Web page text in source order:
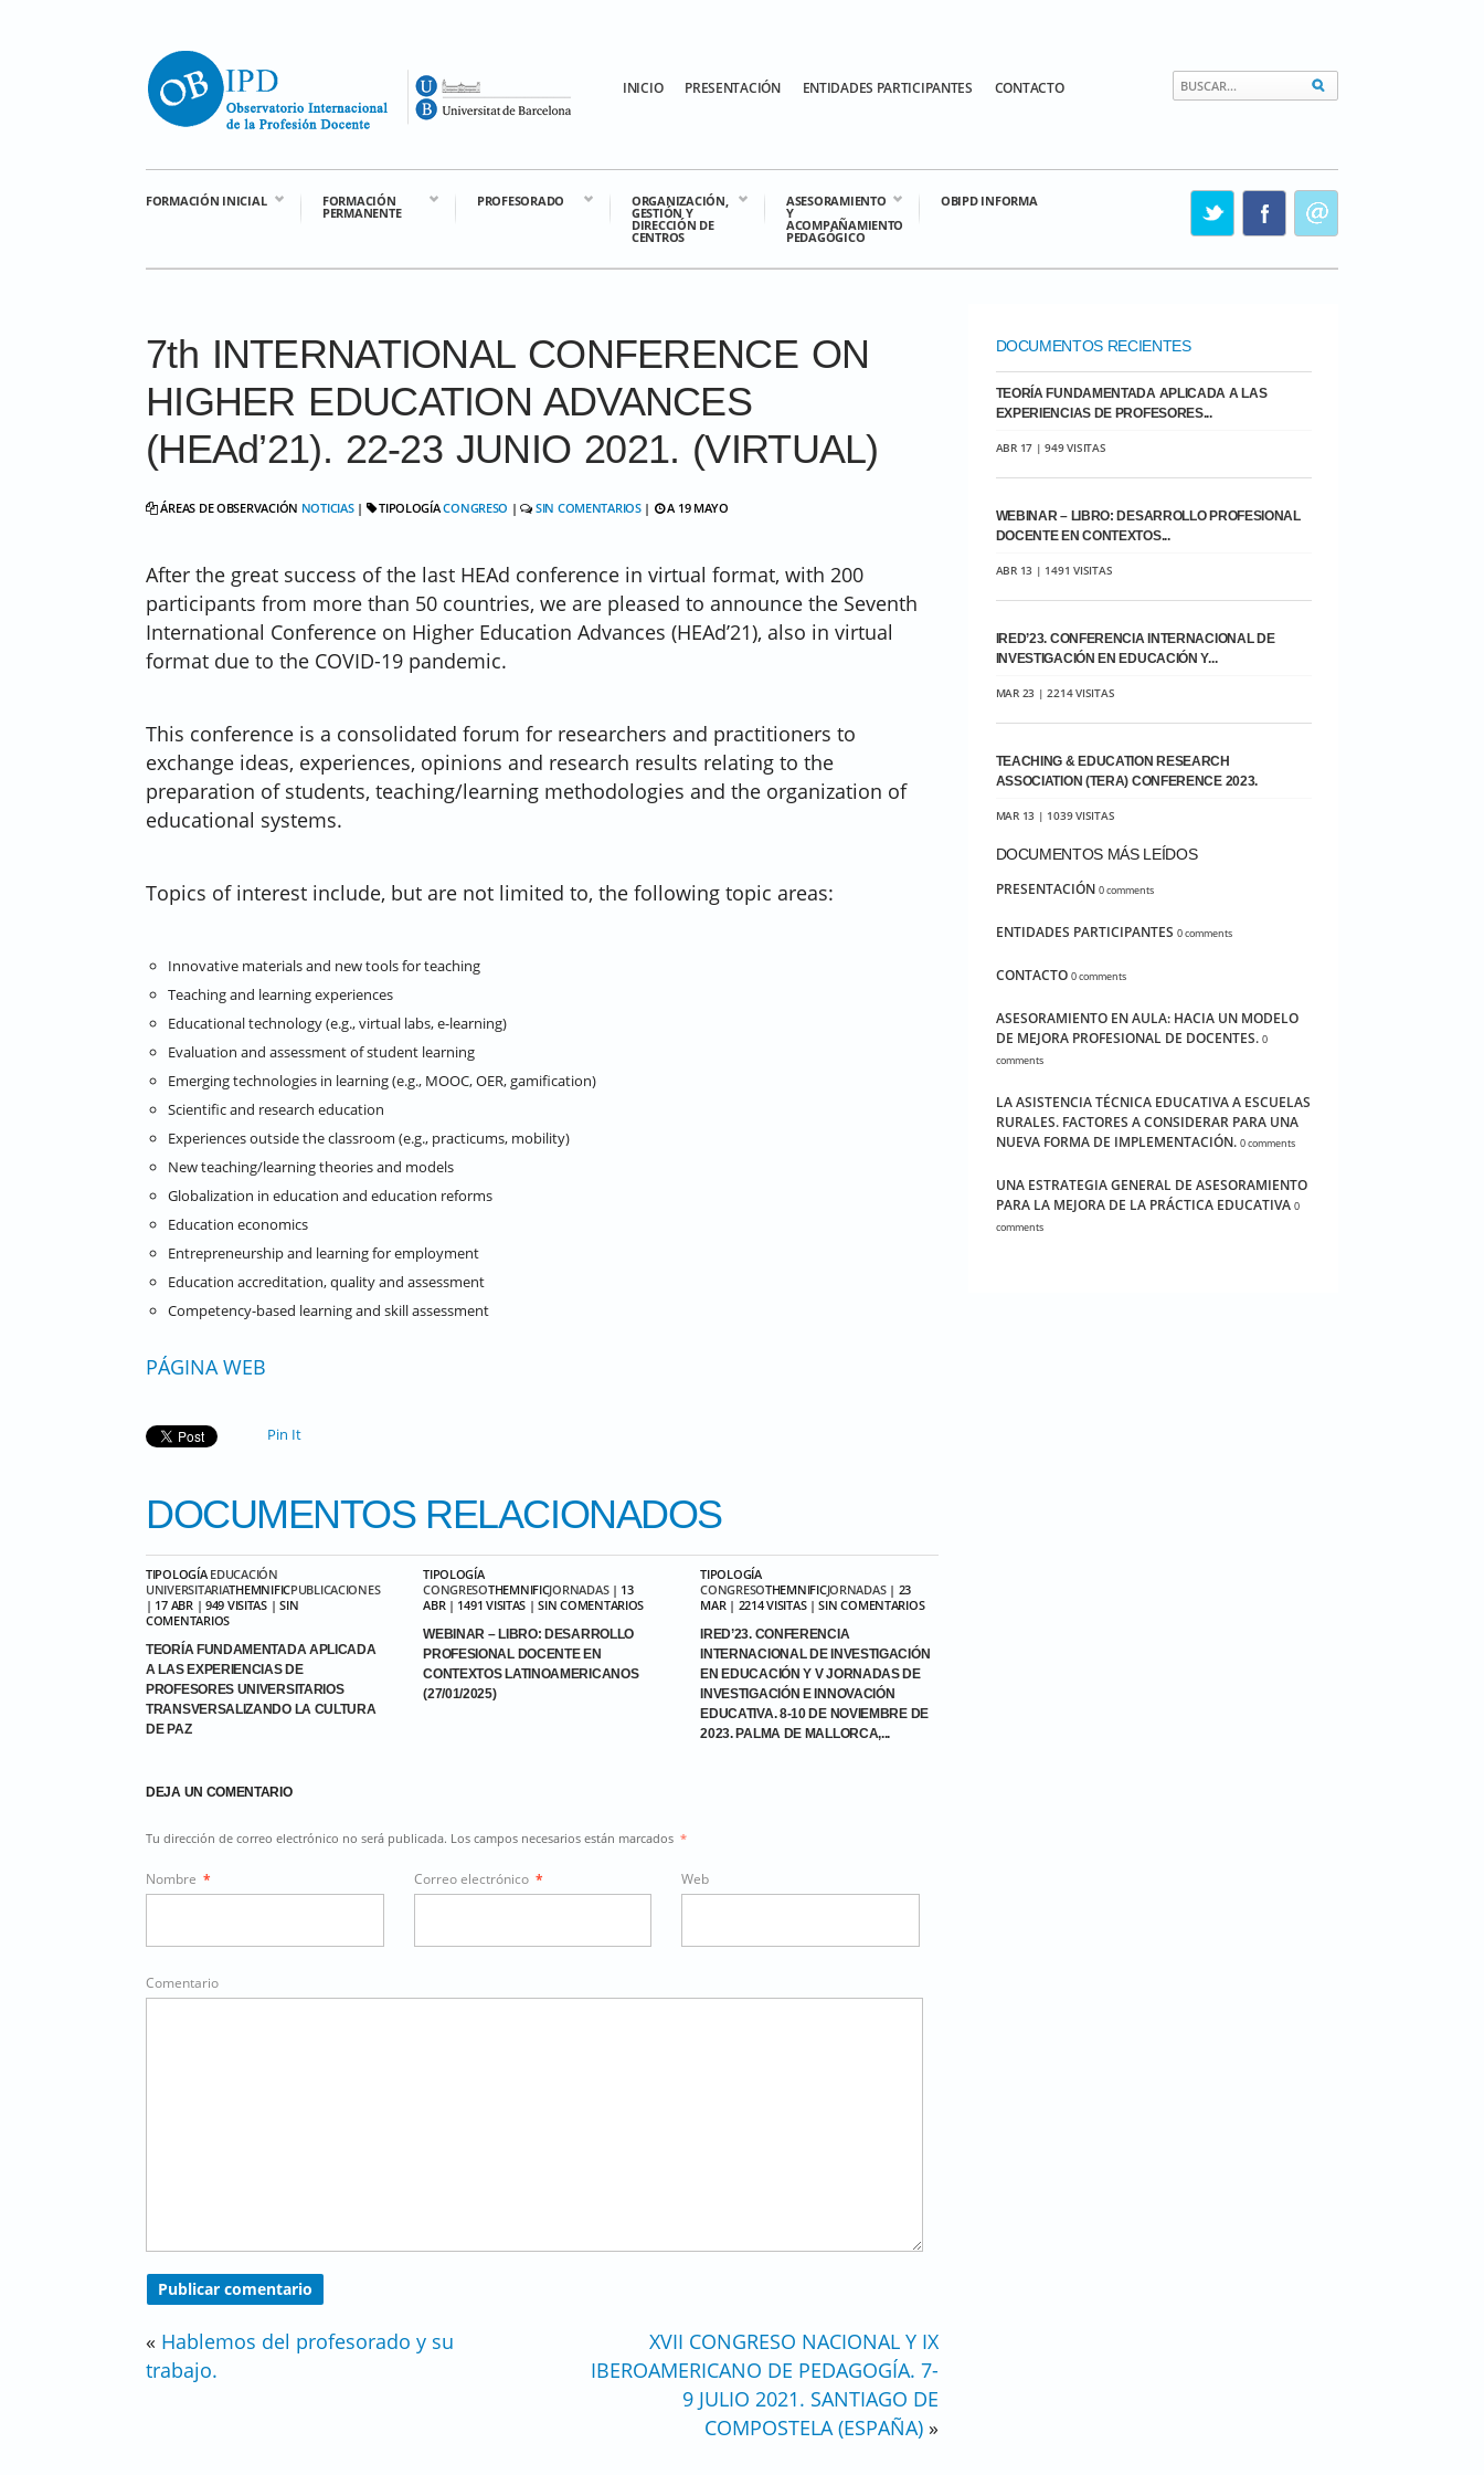
INICIO PRESENTACIÓN ENTIDADES PARTICIPANTES CONTACTO
FORMACIÓN INICIAL FORMACIÓN
PERMANENTE
PROFESORADO ORGANIZACIÓN,
GESTIÓN Y
DIRECCIÓN DE
CENTROS
ASESORAMIENTO
Y
ACOMPAÑAMIENTO
PEDAGÓGICO
OBIPD INFORMA
7th INTERNATIONAL CONFERENCE ON
HIGHER EDUCATION ADVANCES
(HEAd’21). 22-23 JUNIO 2021. (VIRTUAL)
ÁREAS DE OBSERVACIÓN NOTICIAS| TIPOLOGÍACONGRESO | SIN COMENTARIOS| A 19 MAYO
After the great success of the last HEAd conference in virtual format, with 200
participants from more than 50 countries, we are pleased to announce the Seventh
International Conference on Higher Education Advances (HEAd’21), also in virtual
format due to the COVID-19 pandemic.
This conference is a consolidated forum for researchers and practitioners to
exchange ideas, experiences, opinions and research results relating to the
preparation of students, teaching/learning methodologies and the organization of
educational systems.
Topics of interest include, but are not limited to, the following topic areas:
Innovative materials and new tools for teaching
Teaching and learning experiences
Educational technology (e.g., virtual labs, e-learning)
Evaluation and assessment of student learning
Emerging technologies in learning (e.g., MOOC, OER, gamification)
Scientific and research education
Experiences outside the classroom (e.g., practicums, mobility)
New teaching/learning theories and models
Globalization in education and education reforms
Education economics
Entrepreneurship and learning for employment
Education accreditation, quality and assessment
Competency-based learning and skill assessment
PÁGINA WEB
Pin It
DOCUMENTOSRELACIONADOS
TIPOLOGÍA EDUCACIÓN
UNIVERSITARIATHEMNIFICPUBLICACIONES
| 17 ABR | 949 VISITAS | SIN
COMENTARIOS
TEORÍA FUNDAMENTADA APLICADA
A LAS EXPERIENCIAS DE
PROFESORES UNIVERSITARIOS
TRANSVERSALIZANDO LA CULTURA
DE PAZ
TIPOLOGÍA
CONGRESOTHEMNIFICJORNADAS| 13
ABR | 1491 VISITAS | SIN COMENTARIOS
WEBINAR – LIBRO: DESARROLLO
PROFESIONAL DOCENTE EN
CONTEXTOS LATINOAMERICANOS
(27/01/2025)
TIPOLOGÍA
CONGRESOTHEMNIFICJORNADAS| 23
MAR | 2214 VISITAS | SIN COMENTARIOS
IRED’23. CONFERENCIA
INTERNACIONAL DE INVESTIGACIÓN
EN EDUCACIÓN Y V JORNADAS DE
INVESTIGACIÓN E INNOVACIÓN
EDUCATIVA. 8-10 DE NOVIEMBRE DE
2023. PALMA DE MALLORCA,...
DEJA UN COMENTARIO
Tu dirección de correo electrónico no será publicada. Los campos necesarios están marcados *
Nombre * Correo electrónico * Web
Comentario
« Hablemos del profesorado y su
trabajo.
XVII CONGRESO NACIONAL Y IX
IBEROAMERICANO DE PEDAGOGÍA. 7-
9 JULIO 2021. SANTIAGO DE
COMPOSTELA (ESPAÑA) »
DOCUMENTOS RECIENTES
TEORÍA FUNDAMENTADA APLICADA A LAS
EXPERIENCIAS DE PROFESORES...
ABR 17 | 949 VISITAS
WEBINAR – LIBRO: DESARROLLO PROFESIONAL
DOCENTE EN CONTEXTOS...
ABR 13 | 1491 VISITAS
IRED’23. CONFERENCIA INTERNACIONAL DE
INVESTIGACIÓN EN EDUCACIÓN Y...
MAR 23 | 2214 VISITAS
TEACHING & EDUCATION RESEARCH
ASSOCIATION (TERA) CONFERENCE 2023.
MAR 13 | 1039 VISITAS
DOCUMENTOS MÁS LEÍDOS
PRESENTACIÓN 0 comments
ENTIDADES PARTICIPANTES 0 comments
CONTACTO 0 comments
ASESORAMIENTO EN AULA: HACIA UN MODELO
DE MEJORA PROFESIONAL DE DOCENTES. 0
comments
LA ASISTENCIA TÉCNICA EDUCATIVA A ESCUELAS
RURALES. FACTORES A CONSIDERAR PARA UNA
NUEVA FORMA DE IMPLEMENTACIÓN. 0 comments
UNA ESTRATEGIA GENERAL DE ASESORAMIENTO
PARA LA MEJORA DE LA PRÁCTICA EDUCATIVA 0
comments